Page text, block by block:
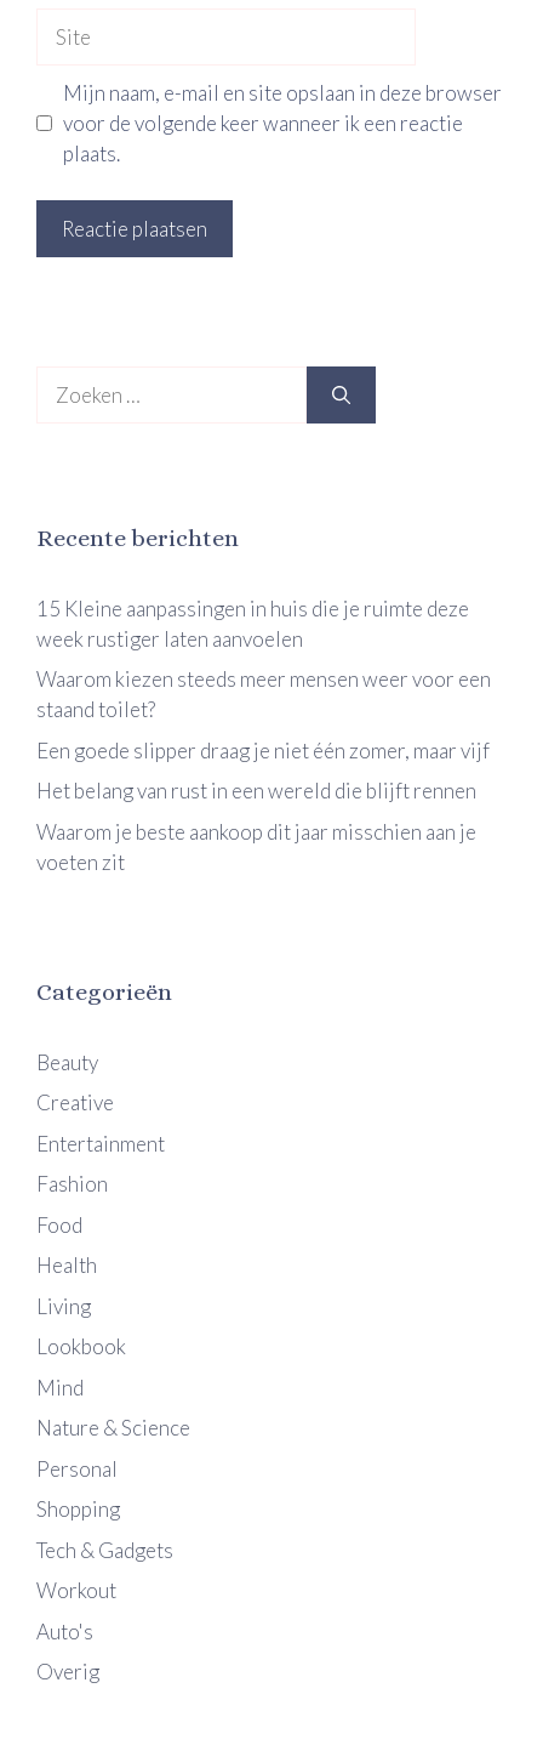
Mijn naam, e-mail en site opslaan in deze browser
voor de volgende keer wanneer ik een reactie
plaats.
naar:
Recente berichten
15 Kleine aanpassingen in huis die je ruimte deze
week rustiger laten aanvoelen
Waarom kiezen steeds meer mensen weer voor een
staand toilet?
Een goede slipper draag je niet één zomer, maar vijf
Het belang van rust in een wereld die blijft rennen
Waarom je beste aankoop dit jaar misschien aan je
voeten zit
Categorieën
Beauty
Creative
Entertainment
Fashion
Food
Health
Living
Lookbook
Mind
Nature & Science
Personal
Shopping
Tech & Gadgets
Workout
Auto's
Overig